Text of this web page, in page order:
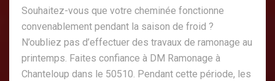
Souhaitez-vous que votre cheminée fonctionne
convenablement pendant la saison de froid ?
N’oubliez pas d’effectuer des travaux de ramonage au
printemps. Faites confiance à DM Ramonage à
Chanteloup dans le 50510. Pendant cette période, les